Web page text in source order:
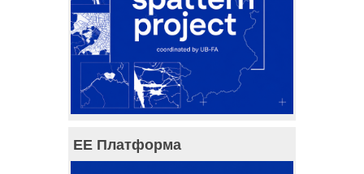
ЕЕ Платформа